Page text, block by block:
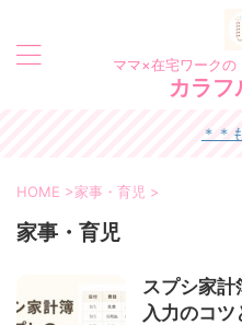
ママ×在宅ワークの
カラフ
＊＊もう
HOME >家事・育児 >
家事・育児
スプシ家計
入力のコツ